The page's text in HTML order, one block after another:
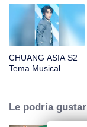
CHUANG ASIA S2
Tema Musical
Le podría gustar